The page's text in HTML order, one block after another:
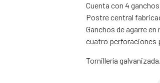
Cuenta con 4
Postre central
Ganchos de agarre
cuatro perforaciones
Tornillería galvanizada.